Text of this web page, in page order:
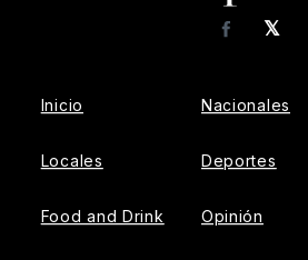
𝕏
Facebook
Inicio
Locales
Food and Drink
Nacionales
Deportes
Opinión